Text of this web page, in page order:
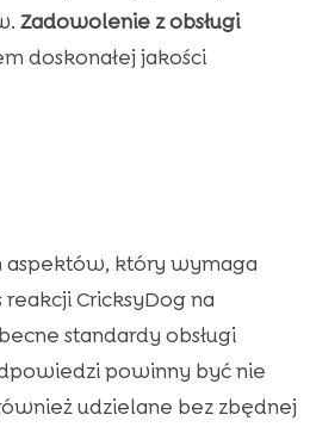
Zadowolenie z obsługi
doskonałej jakości
aspektów, który wymaga
CricksyDog na
standardy obsługi
powinny być nie
udzielane bez zbędnej